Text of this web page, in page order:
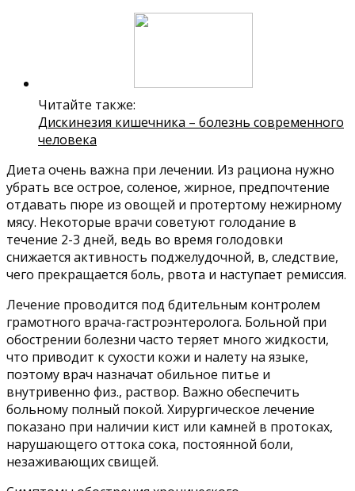
Читайте также:
Дискинезия кишечника – болезнь современного
человека
Диета очень важна при лечении. Из рациона нужно
убрать все острое, соленое, жирное, предпочтение
отдавать пюре из овощей и протертому нежирному
мясу. Некоторые врачи советуют голодание в
течение 2-3 дней, ведь во время голодовки
снижается активность поджелудочной, в, следствие,
чего прекращается боль, рвота и наступает ремиссия.
Лечение проводится под бдительным контролем
грамотного врача-гастроэнтеролога. Больной при
обострении болезни часто теряет много жидкости,
что приводит к сухости кожи и налету на языке,
поэтому врач назначат обильное питье и
внутривенно физ., раствор. Важно обеспечить
больному полный покой. Хирургическое лечение
показано при наличии кист или камней в протоках,
нарушающего оттока сока, постоянной боли,
незаживающих свищей.